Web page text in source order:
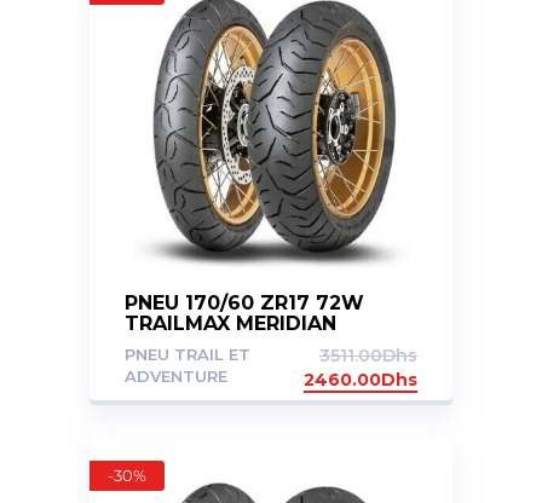
PNEU 170/60 ZR17 72W
TRAILMAX MERIDIAN
PNEU TRAIL ET
ADVENTURE
3511.00Dhs
2460.00Dhs
-30%